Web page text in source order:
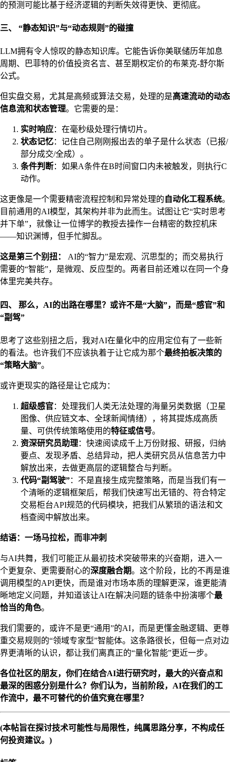
的预测可能比基于经济逻辑的判断失效得更快、更彻底。
三、 “静态知识”与“动态规则”的碰撞
LLM拥有令人惊叹的静态知识库。它能告诉你美联储历年加息
周期、巴菲特的价值投资名言、甚至期权定价的布莱克-舒尔斯
公式。
但实盘交易，尤其是高频或算法交易，处理的是高速流动的动态
信息流和状态管理。它需要的是：
实时响应：在毫秒级处理行情切片。
状态记忆：记住自己刚刚报出去的单子是什么状态（已报/
部分成交/全成）。
条件判断：如果A条件在B时间窗口内未被触发，则执行C
动作。
这更像是一个需要精密流程控制和异常处理的 自动化工程系统。
目前通用的AI模型，其架构并非为此而生。试图让它“实时思考
并下单”，就像让一位博学的教授去操作一台精密的数控机床
——知识渊博，但手忙脚乱。
这是第三个别扭：
AI的“智力”是宏观、沉思型的；而交易执行
需要的“智能”，是微观、反应型的。两者目前还难以在同一个身
体里完美共存。
四、 那么，AI的出路在哪里？或许不是“大脑”，而是“感官”和
“副驾”
思考了这些别扭之后，我对AI在量化中的应用定位有了一些新
的看法。也许我们不应该执着于让它成为那个最终拍板决策的
“策略大脑”。
或许更现实的路径是让它成为：
超级感官：处理我们人类无法处理的海量另类数据（卫星
图像、供应链文本、全球新闻情绪），将其提炼成高质
量、可供传统策略使用的特征或信号。
资深研究员助理：快速阅读成千上万份财报、研报，归纳
要点、发现矛盾、总结异动，把人类研究员从信息苦力中
解放出来，去做更高层的逻辑整合与判断。
代码“副驾驶”：不是直接生成完整策略，而是当我们有一
个清晰的逻辑框架后，帮我们快速写出无错的、符合特定
交易柜台API规范的代码模块，把我们从繁琐的语法和文
档查阅中解放出来。
结语：一场马拉松，而非冲刺
与AI共舞，我们可能正从最初技术突破带来的兴奋期，进入一
个更复杂、更需要耐心的深度融合期。这个阶段，比的不再是谁
调用模型的API更快，而是谁对市场本质的理解更深，谁更能清
晰地定义问题，并知道该让AI在解决问题的链条中扮演哪个最
恰当的角色。
我们需要的，或许不是更“通用”的AI，而是更懂金融逻辑、更尊
重交易规则的“领域专家型”智能体。这条路很长，但每一点对边
界更清晰的认识，都让我们离真正的“量化智能”更近一步。
各位社区的朋友，你们在结合AI进行研究时，最大的兴奋点和
最深的困惑分别是什么？你们认为，当前阶段，AI在我们的工
作流中，最不可替代的价值究竟在哪里？
(本帖旨在探讨技术可能性与局限性，纯属思路分享，不构成任
何投资建议。)